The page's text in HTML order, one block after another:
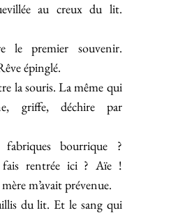
au creux du lit.
le premier souvenir.
épinglé.
la souris. La même qui
griffe, déchire par
fabriques bourrique ?
fais rentrée ici ? Aïe !
m’avait prévenue.
du lit. Et le sang qui